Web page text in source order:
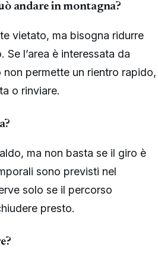
andare in montagna?
vietato, ma bisogna ridurre
Se l’area è interessata da
permette un rientro rapido,
o rinviare.
ma non basta se il giro è
sono previsti nel
solo se il percorso
presto.